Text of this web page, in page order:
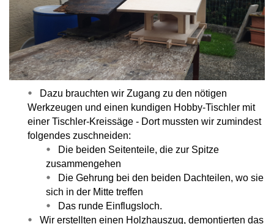
Dazu brauchten wir Zugang zu den nötigen
Werkzeugen und einen kundigen Hobby-Tischler mit
einer Tischler-Kreissäge - Dort mussten wir zumindest
folgendes zuschneiden:
Die beiden Seitenteile, die zur Spitze
zusammengehen
Die Gehrung bei den beiden Dachteilen, wo sie
sich in der Mitte treffen
Das runde Einflugsloch.
Wir erstellten einen Holzhauszug, demontierten das